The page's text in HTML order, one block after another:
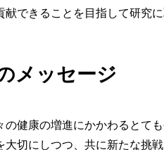
献できることを目指して研究に
メッセージ
健康の増進にかかわるとて
大切にしつつ、共に新たな挑戦